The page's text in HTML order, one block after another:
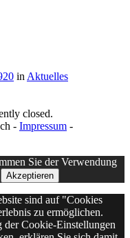
in Aktuelles
closed.
- Impressum -
Sie der Verwendung
Akzeptieren
sind auf "Cookies
zu ermöglichen.
der Cookie-Einstellungen